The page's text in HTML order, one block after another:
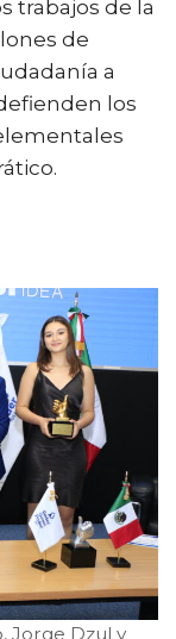
trabajos de la
de
a
los
Jorge Dzul y